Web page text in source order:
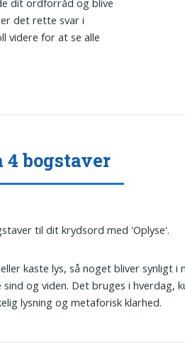
det rette svar i
videre for at se alle
4 bogstaver
til dit krydsord med 'Oplyse'.
kaste lys, så noget bliver synligt i
og viden. Det bruges i hverdag,
lysning og metaforisk klarhed.